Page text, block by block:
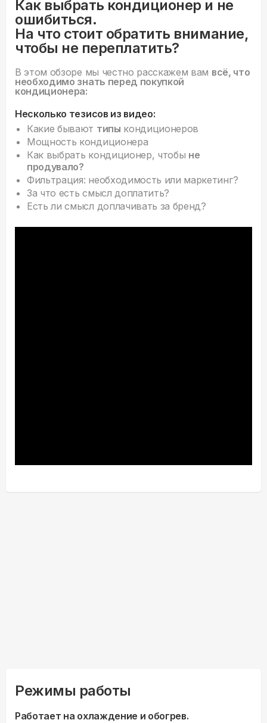
чтобы не переплатить?
В этом обзоре мы честно расскажем вамвсё, что
необходимо знать перед покупкой
Несколько тезисов из видео:
Какие бывают
Мощность кондиционера
Как выбрать кондиционер, чтобы
продувало?
Фильтрация: необходимость или маркетинг?
За что есть смысл доплатить?
Есть ли смысл доплачивать за бренд?
Работает на охлаждение и обогрев.